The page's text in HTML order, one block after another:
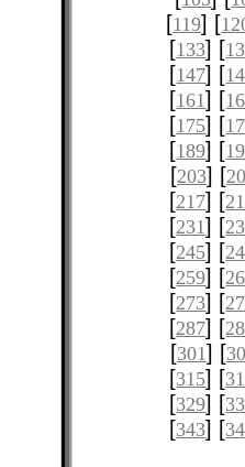
[119] [
[133] [
[147] [
[161] [
[175] [
[189] [
[203] [
[217] [
[231] [
[245] [
[259] [
[273] [
[287] [
[301] [
[315] [
[329] [
[343] [